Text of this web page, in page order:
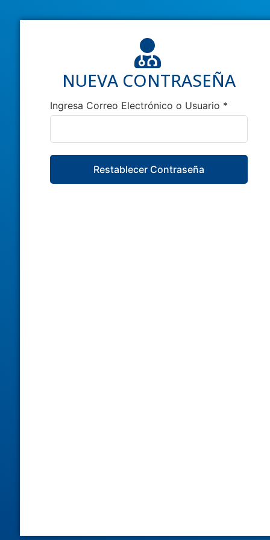
NUEVA CONTRASEÑA
Ingresa Correo Electrónico o Usuario *
Restablecer Contraseña